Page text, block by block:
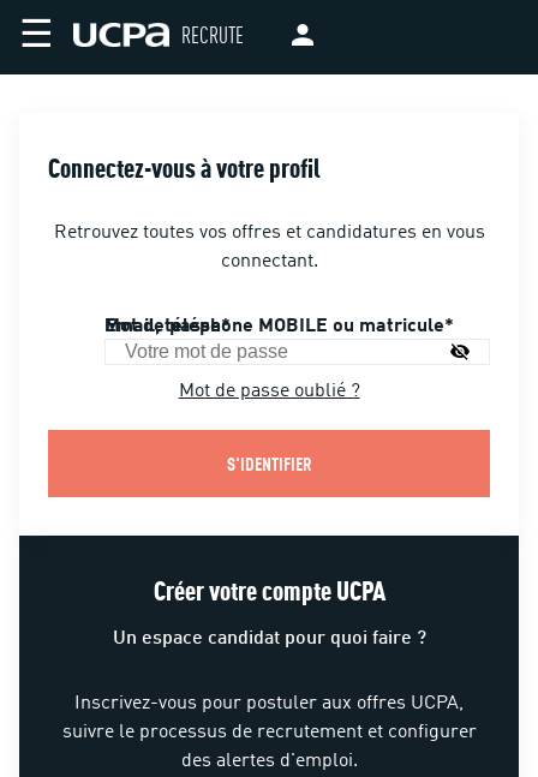
☰ RECRUTE
Connectez-vous à votre profil
Retrouvez toutes vos offres et candidatures en vous
connectant.
Email, téléphone MOBILE ou matricule
Mot de passe
Mot de passe oublié ?
S'IDENTIFIER
Créer votre compte UCPA
Un espace candidat pour quoi faire ?
Inscrivez-vous pour postuler aux offres UCPA,
suivre le processus de recrutement et configurer
des alertes d'emploi.